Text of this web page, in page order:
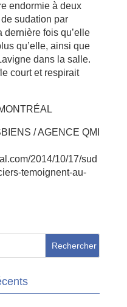
endormie à deux
sudation par
fois qu’elle
qu’elle, ainsi que
dans la salle.
court et respirait
/ AGENCE QMI
2014/10/17/sud
temoignent-au-